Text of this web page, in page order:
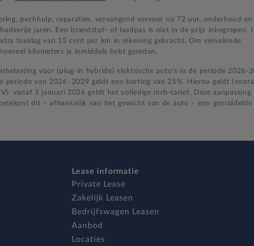
pechhulp, reparaties, vervangend vervoer na 72 uur, onderhoud en
jaren. Een brandstof- of laadpas is niet in de prijs inbegrepen.
toeslag van 15 cent per km in rekening gebracht. Om vervelende
kilometers je inmiddels hebt gereden.
voor (plug-in hybride) elektrische auto’s in de periode 2026-
van 2026–2029 geldt een korting van 25%. Hierna geldt
vanaf 1 januari 2026 geldt het volledige mrb-tarief. Deze aanpassing
dit – afhankelijk van het gewicht van de auto – een gemiddelde
Lease informatie
Private Lease
Zakelijk Leasen
Bedrijfswagen Leasen
Aanbod
Locaties